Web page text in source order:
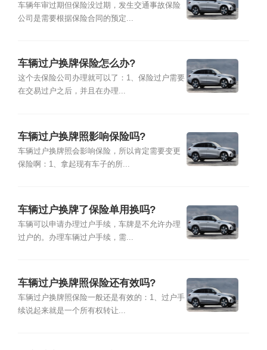
车辆年审过期但保险没过期，发生交通事故保险
公司是需要根据保险合同的预定...
车辆过户换牌保险怎么办?
这个去保险公司办理就可以了：1、保险过户需要
在交易过户之后，并且在办理...
车辆过户换牌照影响保险吗?
车辆过户换牌照会影响保险，所以肯定需要变更
保险啊：1、拿起现有车子的所...
车辆过户换牌了保险单用换吗?
车辆可以申请办理过户手续，车牌是不允许办理
过户的。办理车辆过户手续，需...
车辆过户换牌照保险还有效吗?
车辆过户换牌照保险一般还是有效的：1、过户手
续说起来就是一个所有权转让...